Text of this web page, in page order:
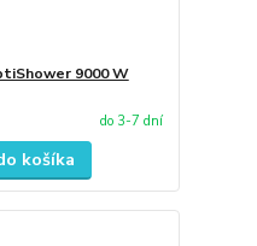
9000 W
do 3-7 dní
košíka